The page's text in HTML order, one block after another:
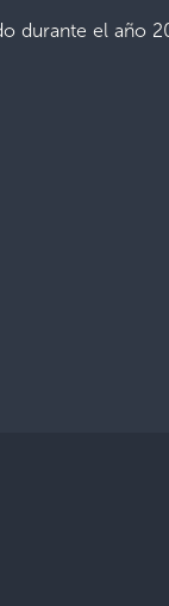
durante el año